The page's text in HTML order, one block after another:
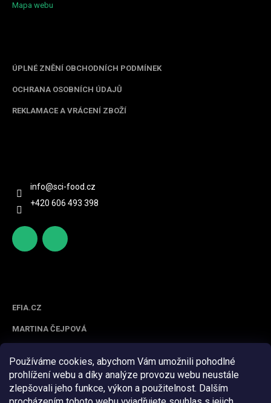
Používáme cookies, abychom Vám umožnili pohodlné
prohlížení webu a díky analýze provozu webu neustále
zlepšovali jeho funkce, výkon a použitelnost. Dalším
Mapa webu
ÚPLNÉ ZNĚNÍ OBCHODNÍCH PODMÍNEK
OCHRANA OSOBNÍCH ÚDAJŮ
REKLAMACE A VRÁCENÍ ZBOŽÍ
info@sci-food.cz
+420 606 493 398
om/sc
EFIA.CZ
MARTINA ČEJPOVÁ